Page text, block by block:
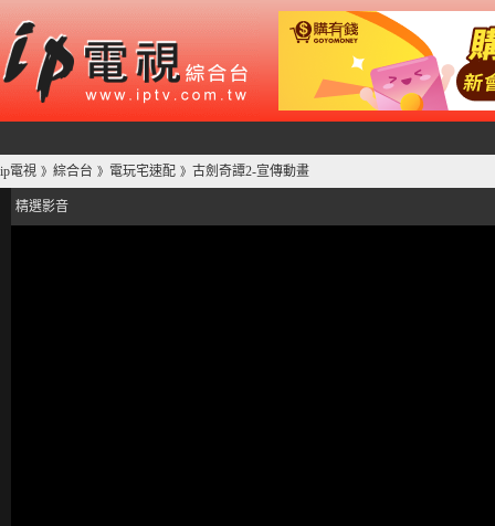
ip電視 》 綜合台 》 電玩宅速配 》 古劍奇譚2-宣傳動畫
精選影音